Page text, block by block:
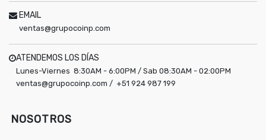
EMAIL
ventas@grupocoinp.com
ATENDEMOS LOS DÍAS
Lunes-Viernes 8:30AM - 6:00PM / Sab 08:30AM - 02:00PM
ventas@grupocoinp.com / +51 924 987 199
NOSOTROS